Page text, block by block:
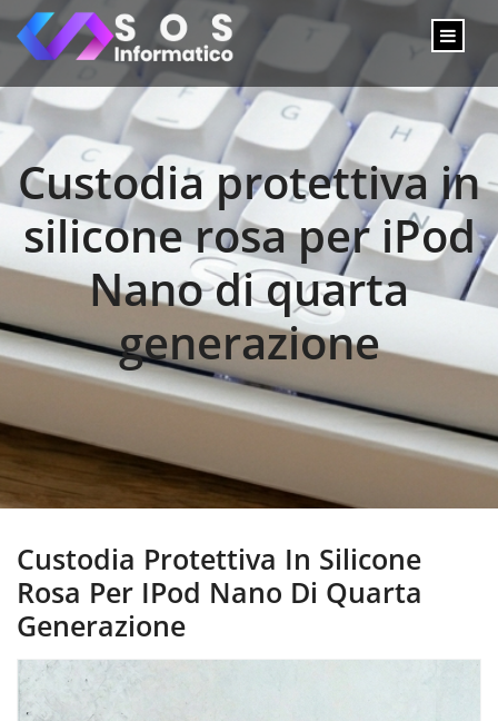
Custodia protettiva in
silicone rosa per iPod
Nano di quarta
generazione
Custodia Protettiva In Silicone
Rosa Per IPod Nano Di Quarta
Generazione